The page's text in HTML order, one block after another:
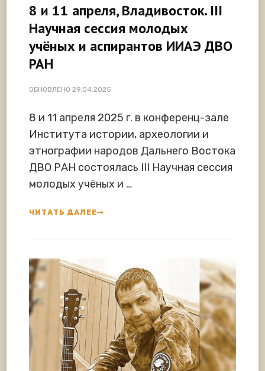
8 и 11 апреля, Владивосток. III
Научная сессия молодых
учёных и аспирантов ИИАЭ ДВО
РАН
ОБНОВЛЕНО 29.04.2025
8 и 11 апреля 2025 г. в конференц-зале
Института истории, археологии и
этнографии народов Дальнего Востока
ДВО РАН состоялась III Научная сессия
молодых учёных и …
ЧИТАТЬ ДАЛЕЕ